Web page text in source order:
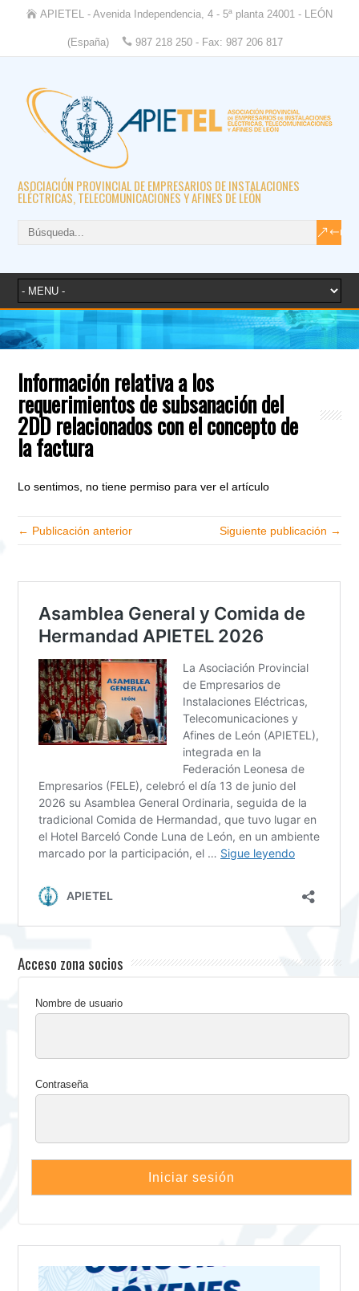
APIETEL - Avenida Independencia, 4 - 5ª planta 24001 - LEÓN
(España) 987 218 250 - Fax: 987 206 817
ASOCIACIÓN PROVINCIAL DE EMPRESARIOS DE INSTALACIONES
ELÉCTRICAS, TELECOMUNICACIONES Y AFINES DE LEÓN
Información relativa a los
requerimientos de subsanación del
2DD relacionados con el concepto de
la factura
Lo sentimos, no tiene permiso para ver el artículo
← Publicación anterior Siguiente publicación →
Acceso zona socios
Nombre de usuario
Contraseña